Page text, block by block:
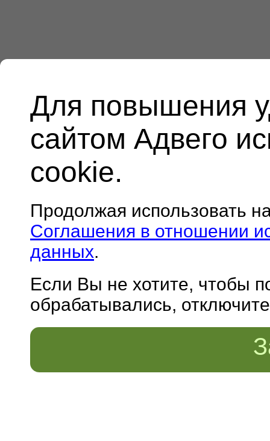
Для повышения
сайтом Адвего
cookie.
Продолжая использовать
Соглашения в отношении
данных.
Если Вы не хотите, чтобы
обрабатывались,